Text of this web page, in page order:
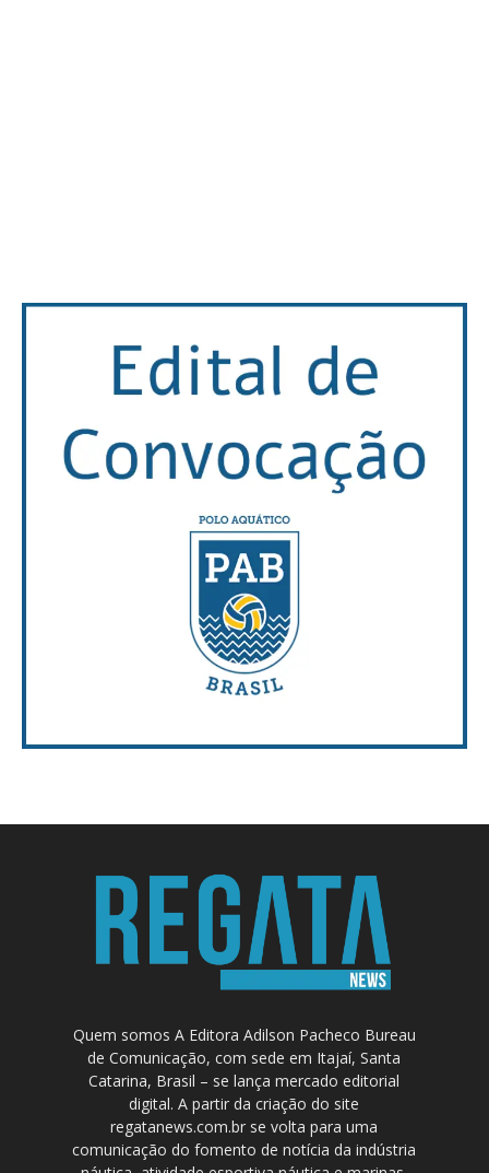
Quem somos A Editora Adilson Pacheco Bureau
de Comunicação, com sede em Itajaí, Santa
Catarina, Brasil – se lança mercado editorial
digital. A partir da criação do site
regatanews.com.br se volta para uma
comunicação do fomento de notícia da indústria